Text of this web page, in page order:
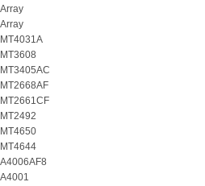
Array
Array
MT4031A
MT3608
MT3405AC
MT2668AF
MT2661CF
MT2492
MT4650
MT4644
A4006AF8
A4001